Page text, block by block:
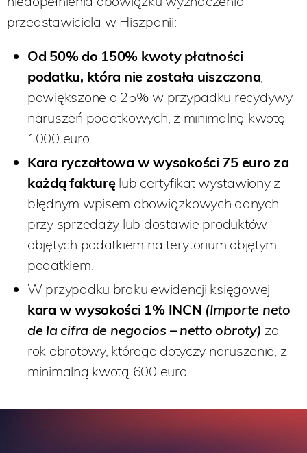
przedstawiciela w Hiszpanii:
Od 50% do 150% kwoty płatności
podatku, która nie została uiszczona
powiększone o 25% w przypadku recydywy
naruszeń podatkowych, z minimalną kwotą
1000 euro.
Kara ryczałtowa w wysokości 75 euro za
każdą fakturęlub certyfikat wystawiony z
błędnym wpisem obowiązkowych danych
przy sprzedaży lub dostawie produktów
objętych podatkiem na terytorium objętym
podatkiem.
W przypadku braku ewidencji księgowej
kara w wysokości 1% INCN (Importe neto
de la cifra de negocios – netto obroty) za
rok obrotowy, którego dotyczy naruszenie, z
minimalną kwotą 600 euro.